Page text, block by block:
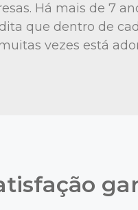
Há mais de 7
que dentro de
vezes está